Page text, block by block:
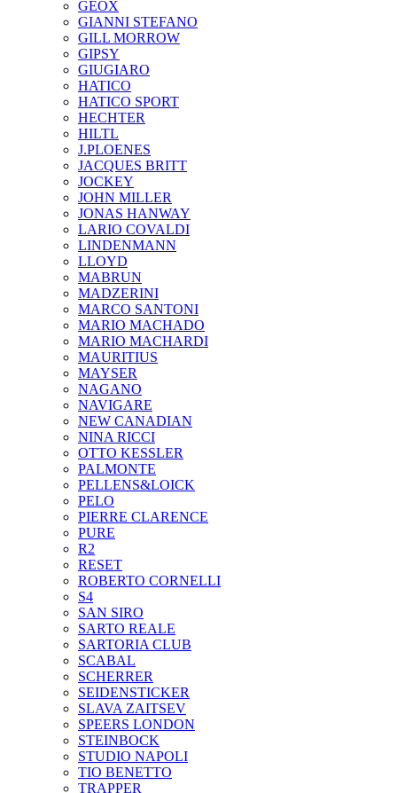
GEOX
GIANNI STEFANO
GILL MORROW
GIPSY
GIUGIARO
HATICO
HATICO SPORT
HECHTER
HILTL
J.PLOENES
JAСQUES BRITT
JOCKEY
JOHN MILLER
JONAS HANWAY
LARIO COVALDI
LINDENMANN
LLOYD
MABRUN
MADZERINI
MARCO SANTONI
MARIO MACHADO
MARIO MACHARDI
MAURITIUS
MAYSER
NAGANO
NAVIGARE
NEW CANADIAN
NINA RICCI
OTTO KESSLER
PALMONTE
PELLENS&LOICK
PELO
PIERRE CLARENCE
PURE
R2
RESET
ROBERTO CORNELLI
S4
SAN SIRO
SARTO REALE
SARTORIA CLUB
SCABAL
SCHERRER
SEIDENSTICKER
SLAVA ZAITSEV
SPEERS LONDON
STEINBOCK
STUDIO NAPOLI
TIO BENETTO
TRAPPER